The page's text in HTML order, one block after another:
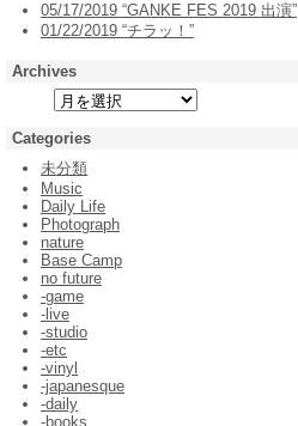
05/17/2019 “GANKE FES 2019 出演”
01/22/2019 “チラッ！”
Archives
Categories
未分類
Music
Daily Life
Photograph
nature
Base Camp
no future
-game
-live
-studio
-etc
-vinyl
-japanesque
-daily
-books